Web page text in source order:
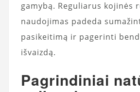
gamybą. Reguliarus kojinės
naudojimas padeda
pasikeitimą ir pagerinti
išvaizdą.
Pagrindiniai